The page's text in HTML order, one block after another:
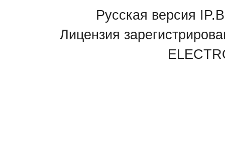
Русская версия
Лицензия